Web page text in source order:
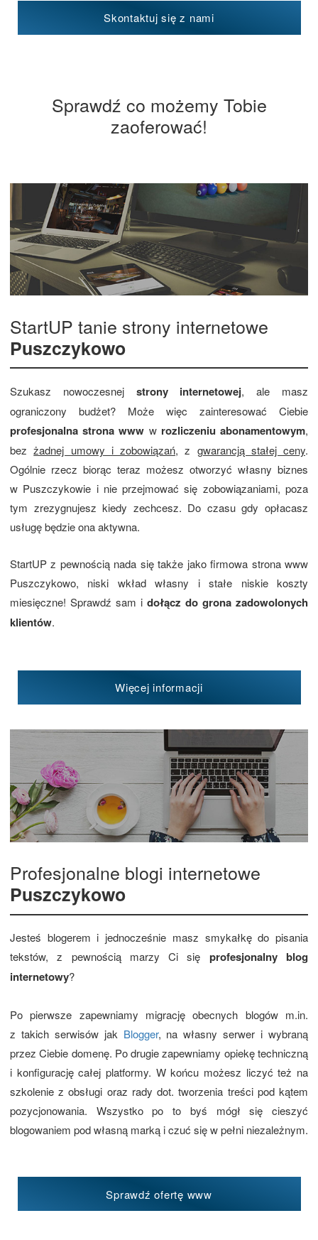
Skontaktuj się z nami
Sprawdź co możemy Tobie
zaoferować!
StartUP tanie strony internetowe
Puszczykowo
Szukasz nowoczesnej strony internetowej, ale masz
ograniczony budżet? Może więc zainteresować Ciebie
profesjonalna strona www w rozliczeniu abonamentowym,
bezżadnej umowy i zobowiązań, z gwarancją stałej ceny.
Ogólnie rzecz biorąc teraz możesz otworzyć własny biznes
w Puszczykowie i nie przejmować się zobowiązaniami, poza
tym zrezygnujesz kiedy zechcesz. Do czasu gdy opłacasz
usługę będzie ona aktywna.
StartUP z pewnością nada się także jako firmowa strona www
Puszczykowo, niski wkład własny i stałe niskie koszty
miesięczne! Sprawdź sam i dołącz do grona zadowolonych
klientów.
Więcej informacji
Profesjonalne blogi internetowe
Puszczykowo
Jesteś blogerem i jednocześnie masz smykałkę do pisania
tekstów, z pewnością marzy Ci się profesjonalny blog
internetowy?
Po pierwsze zapewniamy migrację obecnych blogów m.in.
z takich serwisów jak Blogger, na własny serwer i wybraną
przez Ciebie domenę. Po drugie zapewniamy opiekę techniczną
i konfigurację całej platformy. W końcu możesz liczyć też na
szkolenie z obsługi oraz rady dot. tworzenia treści pod kątem
pozycjonowania. Wszystko po to byś mógł się cieszyć
blogowaniem pod własną marką i czuć się w pełni niezależnym.
Sprawdź ofertę www